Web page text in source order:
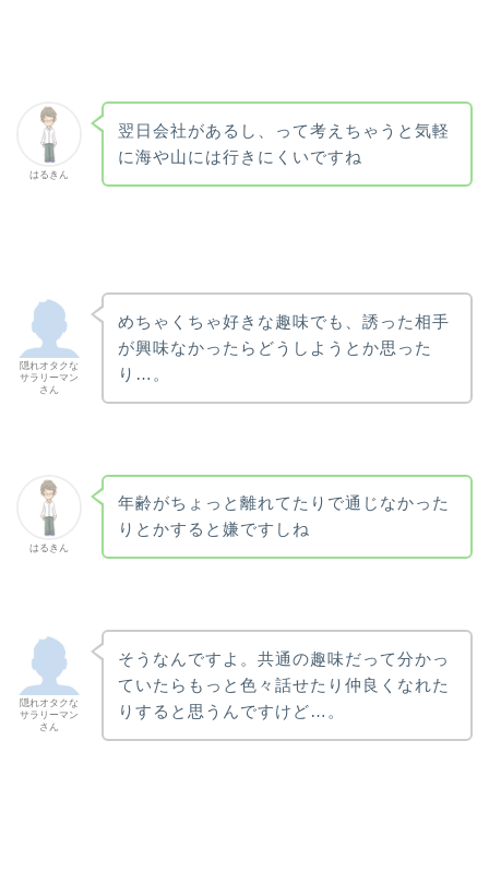
はるきん
翌日会社があるし、って考えちゃうと気軽
に海や山には行きにくいですね
隠れオタクな
サラリーマン
さん
めちゃくちゃ好きな趣味でも、誘った相手
が興味なかったらどうしようとか思った
り…。
はるきん
年齢がちょっと離れてたりで通じなかった
りとかすると嫌ですしね
隠れオタクな
サラリーマン
さん
そうなんですよ。共通の趣味だって分かっ
ていたらもっと色々話せたり仲良くなれた
りすると思うんですけど…。